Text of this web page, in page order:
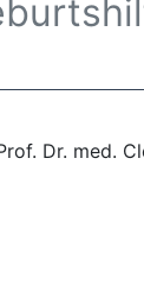
Dr. med.